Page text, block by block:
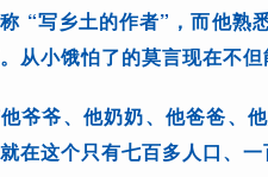
“写乡土的作者”，而他
从小饿怕了的莫言现在不
爷爷、他奶奶、他爸爸、
在这个只有七百多人口、一